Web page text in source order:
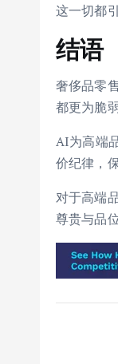
这一切都
结语
奢侈品零
都更为脆
AI为高端
价纪律，
对于高端
尊贵与品